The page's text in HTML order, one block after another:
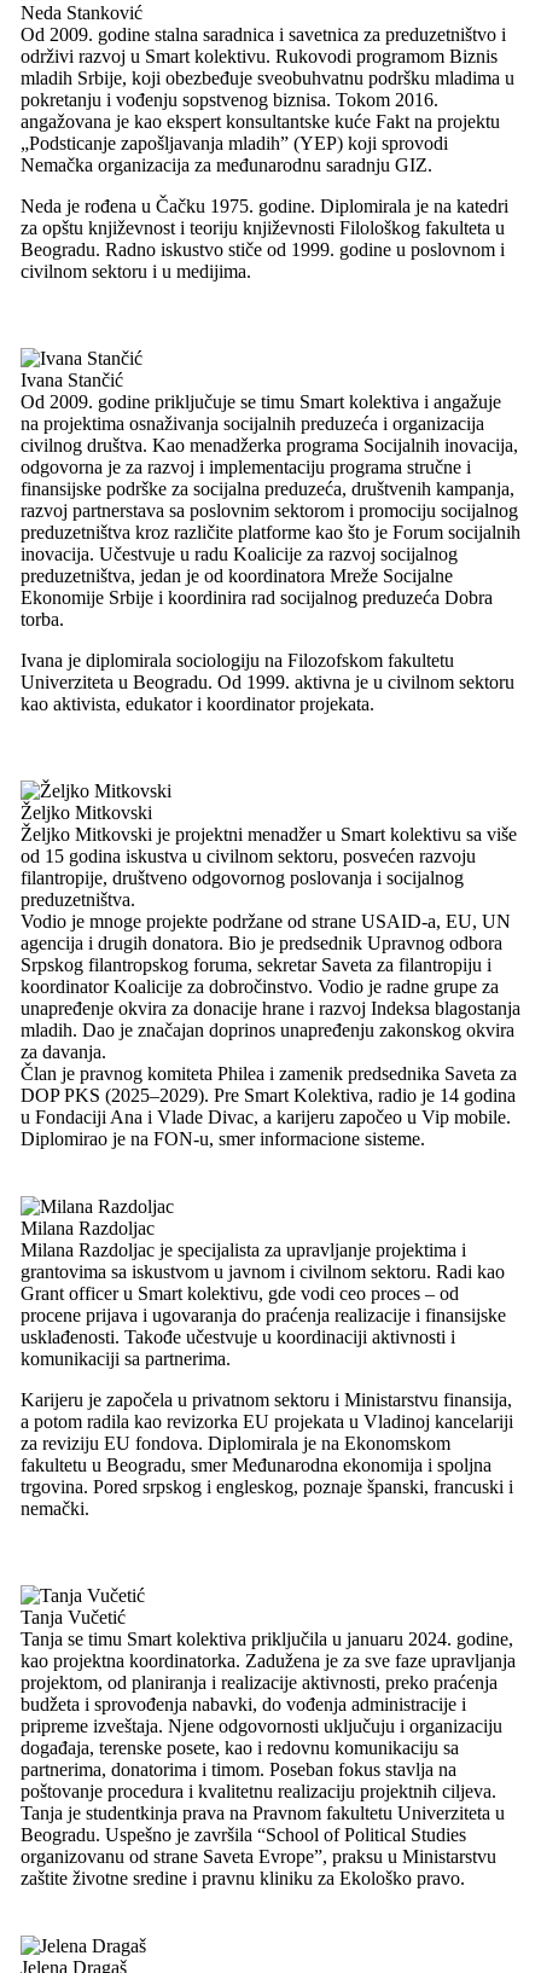
Neda Stanković
Od 2009. godine stalna saradnica i savetnica za preduzetništvo i
održivi razvoj u Smart kolektivu. Rukovodi programom Biznis
mladih Srbije, koji obezbeđuje sveobuhvatnu podršku mladima u
pokretanju i vođenju sopstvenog biznisa. Tokom 2016.
angažovana je kao ekspert konsultantske kuće Fakt na projektu
„Podsticanje zapošljavanja mladih” (YEP) koji sprovodi
Nemačka organizacija za međunarodnu saradnju GIZ.
Neda je rođena u Čačku 1975. godine. Diplomirala je na katedri
za opštu književnost i teoriju književnosti Filološkog fakulteta u
Beogradu. Radno iskustvo stiče od 1999. godine u poslovnom i
civilnom sektoru i u medijima.
Ivana Stančić
Od 2009. godine priključuje se timu Smart kolektiva i angažuje
na projektima osnaživanja socijalnih preduzeća i organizacija
civilnog društva. Kao menadžerka programa Socijalnih inovacija,
odgovorna je za razvoj i implementaciju programa stručne i
finansijske podrške za socijalna preduzeća, društvenih kampanja,
razvoj partnerstava sa poslovnim sektorom i promociju socijalnog
preduzetništva kroz različite platforme kao što je Forum socijalnih
inovacija. Učestvuje u radu Koalicije za razvoj socijalnog
preduzetništva, jedan je od koordinatora Mreže Socijalne
Ekonomije Srbije i koordinira rad socijalnog preduzeća Dobra
torba.
Ivana je diplomirala sociologiju na Filozofskom fakultetu
Univerziteta u Beogradu. Od 1999. aktivna je u civilnom sektoru
kao aktivista, edukator i koordinator projekata.
Željko Mitkovski
Željko Mitkovski je projektni menadžer u Smart kolektivu sa više
od 15 godina iskustva u civilnom sektoru, posvećen razvoju
filantropije, društveno odgovornog poslovanja i socijalnog
preduzetništva.
Vodio je mnoge projekte podržane od strane USAID-a, EU, UN
agencija i drugih donatora. Bio je predsednik Upravnog odbora
Srpskog filantropskog foruma, sekretar Saveta za filantropiju i
koordinator Koalicije za dobročinstvo. Vodio je radne grupe za
unapređenje okvira za donacije hrane i razvoj Indeksa blagostanja
mladih. Dao je značajan doprinos unapređenju zakonskog okvira
za davanja.
Član je pravnog komiteta Philea i zamenik predsednika Saveta za
DOP PKS (2025–2029). Pre Smart Kolektiva, radio je 14 godina
u Fondaciji Ana i Vlade Divac, a karijeru započeo u Vip mobile.
Diplomirao je na FON-u, smer informacione sisteme.
Milana Razdoljac
Milana Razdoljac je specijalista za upravljanje projektima i
grantovima sa iskustvom u javnom i civilnom sektoru. Radi kao
Grant officer u Smart kolektivu, gde vodi ceo proces – od
procene prijava i ugovaranja do praćenja realizacije i finansijske
usklađenosti. Takođe učestvuje u koordinaciji aktivnosti i
komunikaciji sa partnerima.
Karijeru je započela u privatnom sektoru i Ministarstvu finansija,
a potom radila kao revizorka EU projekata u Vladinoj kancelariji
za reviziju EU fondova. Diplomirala je na Ekonomskom
fakultetu u Beogradu, smer Međunarodna ekonomija i spoljna
trgovina. Pored srpskog i engleskog, poznaje španski, francuski i
nemački.
Tanja Vučetić
Tanja se timu Smart kolektiva priključila u januaru 2024. godine,
kao projektna koordinatorka. Zadužena je za sve faze upravljanja
projektom, od planiranja i realizacije aktivnosti, preko praćenja
budžeta i sprovođenja nabavki, do vođenja administracije i
pripreme izveštaja. Njene odgovornosti uključuju i organizaciju
događaja, terenske posete, kao i redovnu komunikaciju sa
partnerima, donatorima i timom. Poseban fokus stavlja na
poštovanje procedura i kvalitetnu realizaciju projektnih ciljeva.
Tanja je studentkinja prava na Pravnom fakultetu Univerziteta u
Beogradu. Uspešno je završila “School of Political Studies
organizovanu od strane Saveta Evrope”, praksu u Ministarstvu
zaštite životne sredine i pravnu kliniku za Ekološko pravo.
Jelena Dragaš